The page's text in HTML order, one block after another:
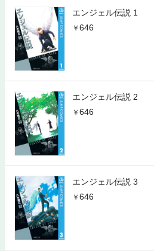
エンジェル伝説 1
646
エンジェル伝説 2
646
エンジェル伝説 3
646